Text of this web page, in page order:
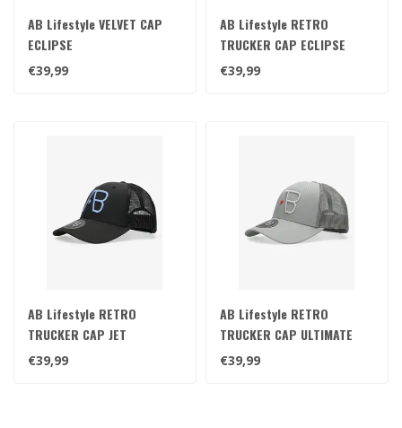
AB Lifestyle VELVET CAP
ECLIPSE
€39,99
AB Lifestyle RETRO
TRUCKER CAP ECLIPSE
€39,99
AB Lifestyle RETRO
TRUCKER CAP JET
BLACK/CORNFLOWER BLUE
€39,99
AB Lifestyle RETRO
TRUCKER CAP ULTIMATE
GREY
€39,99